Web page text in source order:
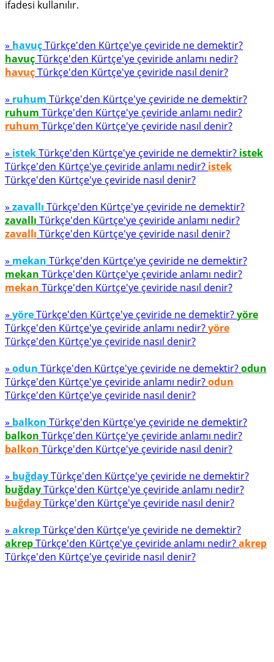
ifadesi kullanılır.
» havuçTürkçe'den Kürtçe'ye çeviride ne demektir?
havuçTürkçe'den Kürtçe'ye çeviride anlamı nedir?
havuçTürkçe'den Kürtçe'ye çeviride nasıl denir?
» ruhum Türkçe'den Kürtçe'ye çeviride ne demektir?
ruhum Türkçe'den Kürtçe'ye çeviride anlamı nedir?
ruhum Türkçe'den Kürtçe'ye çeviride nasıl denir?
» istekTürkçe'den Kürtçe'ye çeviride ne demektir? istek
Türkçe'den Kürtçe'ye çeviride anlamı nedir? istek
Türkçe'den Kürtçe'ye çeviride nasıl denir?
» zavallı Türkçe'den Kürtçe'ye çeviride ne demektir?
zavallı Türkçe'den Kürtçe'ye çeviride anlamı nedir?
zavallı Türkçe'den Kürtçe'ye çeviride nasıl denir?
» mekan Türkçe'den Kürtçe'ye çeviride ne demektir?
mekan Türkçe'den Kürtçe'ye çeviride anlamı nedir?
mekan Türkçe'den Kürtçe'ye çeviride nasıl denir?
» yöreTürkçe'den Kürtçe'ye çeviride ne demektir?yöre
Türkçe'den Kürtçe'ye çeviride anlamı nedir?yöre
Türkçe'den Kürtçe'ye çeviride nasıl denir?
» odun Türkçe'den Kürtçe'ye çeviride ne demektir?odun
Türkçe'den Kürtçe'ye çeviride anlamı nedir?odun
Türkçe'den Kürtçe'ye çeviride nasıl denir?
» balkon Türkçe'den Kürtçe'ye çeviride ne demektir?
balkon Türkçe'den Kürtçe'ye çeviride anlamı nedir?
balkon Türkçe'den Kürtçe'ye çeviride nasıl denir?
» buğdayTürkçe'den Kürtçe'ye çeviride ne demektir?
buğdayTürkçe'den Kürtçe'ye çeviride anlamı nedir?
buğdayTürkçe'den Kürtçe'ye çeviride nasıl denir?
» akrepTürkçe'den Kürtçe'ye çeviride ne demektir?
akrepTürkçe'den Kürtçe'ye çeviride anlamı nedir?akrep
Türkçe'den Kürtçe'ye çeviride nasıl denir?